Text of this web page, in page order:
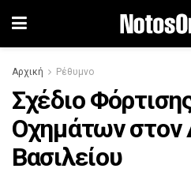
Αρχική Ρέθυμνο
Σχέδιο
Οχημάτων στον
Βασιλείου